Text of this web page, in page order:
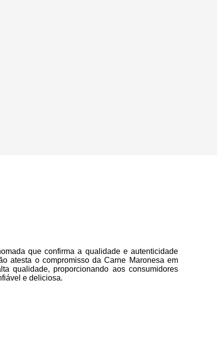
que confirma a qualidade e autenticidade
atesta o compromisso da Carne Maronesa em
qualidade, proporcionando aos consumidores
e deliciosa.